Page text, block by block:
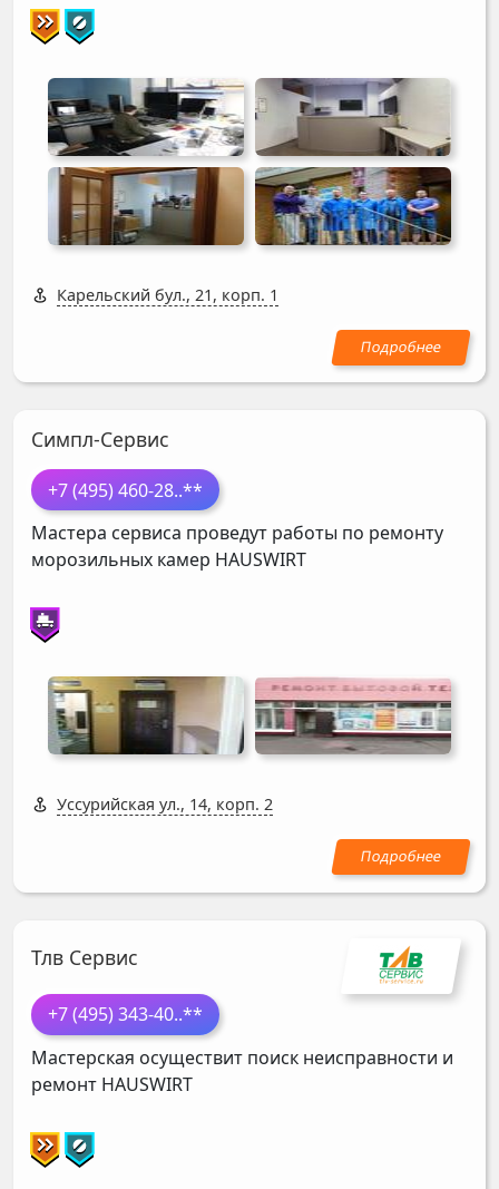
Карельский бул., 21, корп. 1
Симпл-Сервис
+7 (495) 460-28..**
Мастера сервиса проведут работы по ремонту
морозильных камер HAUSWIRT
Уссурийская ул., 14, корп. 2
Тлв Сервис
+7 (495) 343-40..**
Мастерская осуществит поиск неисправности и
ремонт HAUSWIRT